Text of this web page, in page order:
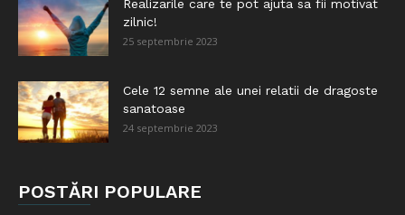
Realizarile care te pot ajuta sa fii motivat
zilnic!
25 septembrie 2023
Cele 12 semne ale unei relatii de dragoste
sanatoase
24 septembrie 2023
POSTĂRI POPULARE